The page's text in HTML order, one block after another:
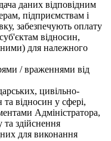
даних відповідним
підприємствам і
забезпечують оплату
відносин,
для належного
/ враженнями від
цивільно-
відносин у сфері,
Адміністратора,
та здійснення
для виконання